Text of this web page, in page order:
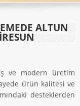
ALTUN
ve modern üretim
ürün kalitesi ve
desteklerden